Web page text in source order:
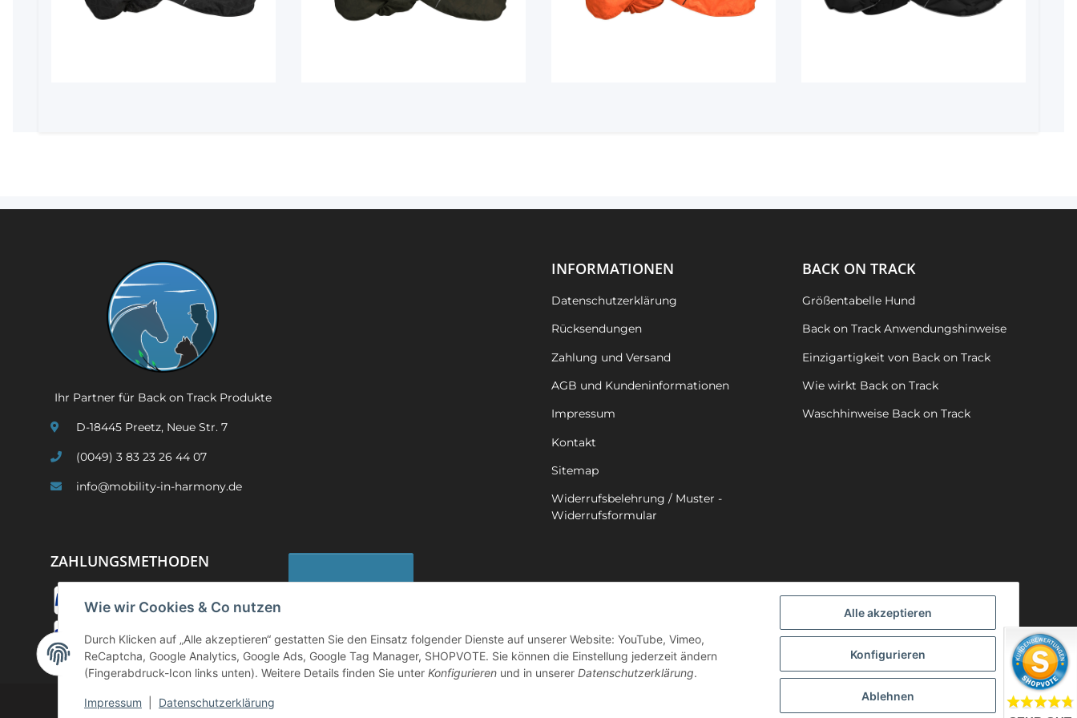
Alle akzeptieren
Konfigurieren
Ablehnen
Wie wir Cookies & Co nutzen
Durch Klicken auf „Alle akzeptieren“ gestatten Sie den Einsatz folgender Dienste auf unserer Website: YouTube, Vimeo,
ReCaptcha, Google Analytics, Google Ads, Google Tag Manager, SHOPVOTE. Sie können die Einstellung jederzeit ändern
(Fingerabdruck-Icon links unten). Weitere Details finden Sie unter Konfigurieren und in unserer Datenschutzerklärung.
Impressum Datenschutzerklärung
Ihr Partner für Back on Track Produkte
D-18445 Preetz, Neue Str. 7
(0049) 3 83 23 26 44 07
info@mobility-in-harmony.de
INFORMATIONEN
Datenschutzerklärung
Rücksendungen
Zahlung und Versand
AGB und Kundeninformationen
Impressum
Kontakt
Sitemap
Widerrufsbelehrung / Muster -
Widerrufsformular
BACK ON TRACK
Größentabelle Hund
Back on Track Anwendungshinweise
Einzigartigkeit von Back on Track
Wie wirkt Back on Track
Waschhinweise Back on Track
ZAHLUNGSMETHODEN